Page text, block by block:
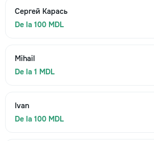
Сергей Карась
De la 100 MDL
Mihail
De la 1 MDL
Ivan
De la 100 MDL